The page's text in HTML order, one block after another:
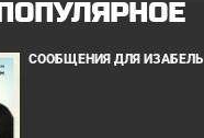
ПОПУЛЯРНОЕ
СООБЩЕНИЯ ДЛЯ ИЗАБЕЛЬ